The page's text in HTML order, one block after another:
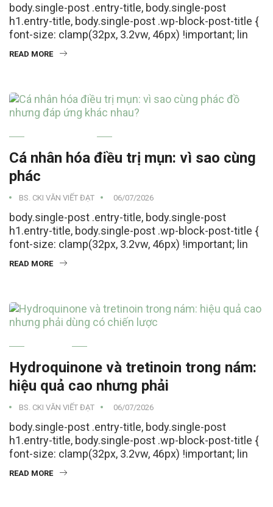
body.single-post .entry-title, body.single-post
h1.entry-title, body.single-post .wp-block-post-title {
font-size: clamp(32px, 3.2vw, 46px) !important; lin
READ MORE
Cá nhân hóa điều trị mụn: vì sao cùng
phác
BS. CKI VĂN VIẾT ĐẠT 06/07/2026
body.single-post .entry-title, body.single-post
h1.entry-title, body.single-post .wp-block-post-title {
font-size: clamp(32px, 3.2vw, 46px) !important; lin
READ MORE
Hydroquinone và tretinoin trong nám:
hiệu quả cao nhưng phải
BS. CKI VĂN VIẾT ĐẠT 06/07/2026
body.single-post .entry-title, body.single-post
h1.entry-title, body.single-post .wp-block-post-title {
font-size: clamp(32px, 3.2vw, 46px) !important; lin
READ MORE